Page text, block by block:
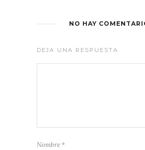
correspondientes a
vino tinto.
NO HAY
DEJA UNA RESPUESTA
Nombre *